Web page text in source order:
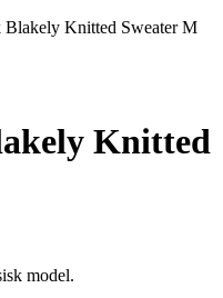
Knitted Sweater M
Knitted
model.